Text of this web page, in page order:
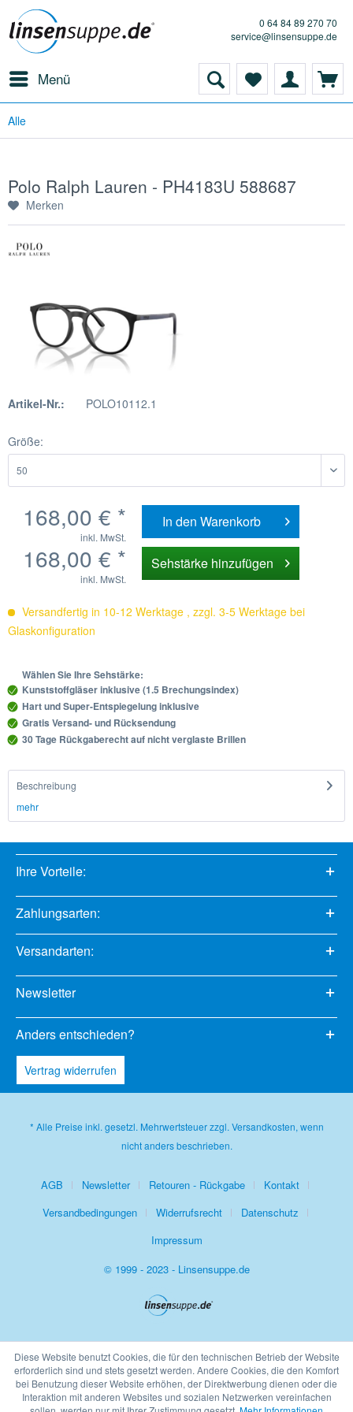
0 64 84 89 270 70
service@linsensuppe.de
Menü
Alle
Polo Ralph Lauren - PH4183U 588687
Merken
Artikel-Nr.: POLO10112.1
Größe:
168,00 € *
inkl. MwSt.
In den Warenkorb
168,00 € *
inkl. MwSt.
Sehstärke hinzufügen
Versandfertig in 10-12 Werktage , zzgl. 3-5 Werktage bei
Glaskonfiguration
Wählen Sie Ihre Sehstärke:
Kunststoffgläser inklusive (1.5 Brechungsindex)
Hart und Super-Entspiegelung inklusive
Gratis Versand- und Rücksendung
30 Tage Rückgaberecht auf nicht verglaste Brillen
Beschreibung
mehr
Ihre Vorteile:
Zahlungsarten:
Versandarten:
Newsletter
Anders entschieden?
Vertrag widerrufen
* Alle Preise inkl. gesetzl. Mehrwertsteuer zzgl. Versandkosten, wenn
nicht anders beschrieben.
AGB Newsletter Retouren - Rückgabe
Kontakt
Versandbedingungen
Widerrufsrecht
Datenschutz
Impressum
© 1999 - 2023 - Linsensuppe.de
Diese Website benutzt Cookies, die für den technischen Betrieb der Website
erforderlich sind und stets gesetzt werden. Andere Cookies, die den Komfort
bei Benutzung dieser Website erhöhen, der Direktwerbung dienen oder die
Interaktion mit anderen Websites und sozialen Netzwerken vereinfachen